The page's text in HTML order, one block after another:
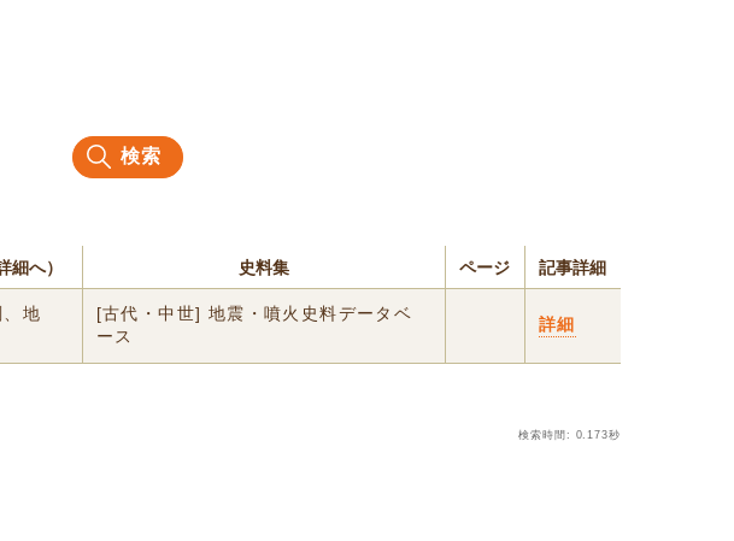
検索
細へ） 史料集 ページ 記事詳細
地
[古代・中世] 地震・噴火史料データベ
ース
詳細
検索時間: 0.173秒